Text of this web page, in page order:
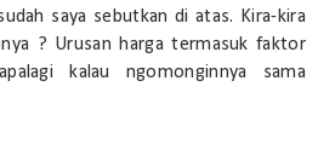
saya sebutkan di atas. Kira-kira
? Urusan harga termasuk faktor
kalau ngomonginnya sama